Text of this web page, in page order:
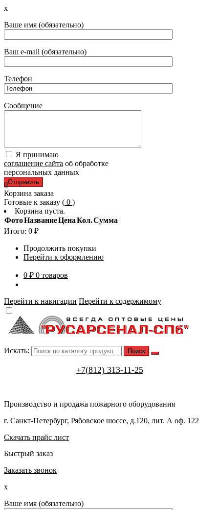
x
Ваше имя (обязательно)
Ваш e-mail (обязательно)
Телефон
Сообщение
Я принимаю
соглашение сайта об обработке
персональных данных
0
Корзина заказа
Готовые к заказу ( 0 )
Корзина пуста.
ФотоНазваниеЦенаКол.Сумма
Итого: 0 ₽
Продолжить покупки
Перейти к оформлению
0 ₽ 0 товаров
Перейти к навигации Перейти к содержимому
Искать:
+7(812) 313-11-25
Производство и продажа пожарного оборудования
г. Санкт-Петербург, Рябовское шоссе, д.120, лит. А оф. 122
Скачать прайс лист
Быстрый заказ
Заказать звонок
x
Ваше имя (обязательно)